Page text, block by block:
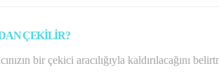
ÇEKİLİR?
bir çekici aracılığıyla kaldırılacağını